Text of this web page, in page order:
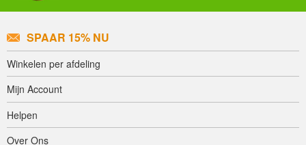
SPAAR 15% NU
Winkelen per afdeling
Mijn Account
Helpen
Over Ons